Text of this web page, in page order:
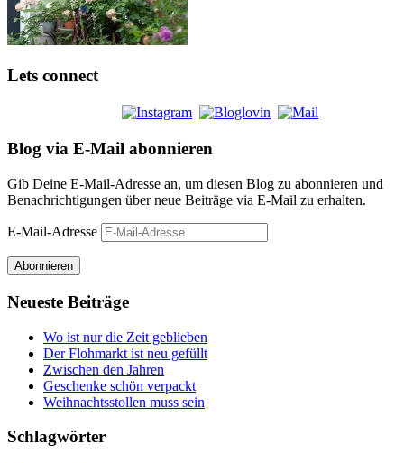
Lets connect
Blog via E-Mail abonnieren
Gib Deine E-Mail-Adresse an, um diesen Blog zu abonnieren und
Benachrichtigungen über neue Beiträge via E-Mail zu erhalten.
E-Mail-Adresse
Abonnieren
Neueste Beiträge
Wo ist nur die Zeit geblieben
Der Flohmarkt ist neu gefüllt
Zwischen den Jahren
Geschenke schön verpackt
Weihnachtsstollen muss sein
Schlagwörter